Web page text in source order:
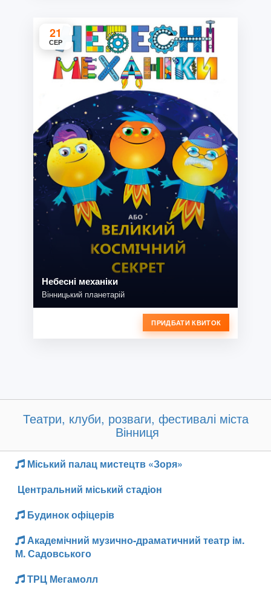
21
СЕР
Небесні механіки
Вінницький планетарій
ПРИДБАТИ КВИТОК
Театри, клуби, розваги, фестивалі міста
Вінниця
Міський палац мистецтв «Зоря»
Центральний міський стадіон
Будинок офіцерів
Академічний музично-драматичний театр ім.
М. Садовського
ТРЦ Мегамолл